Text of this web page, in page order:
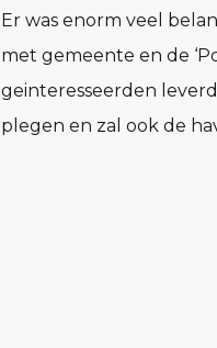
Er was enorm veel
met gemeente en de
geinteresseerden
plegen en zal ook de